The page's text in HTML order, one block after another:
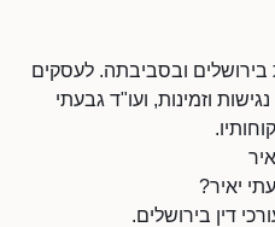
בירושלים ובסביבתה. לעסקים
וזמינות, ועו"ד גבעתי
יאיר?
דין בירושלים.